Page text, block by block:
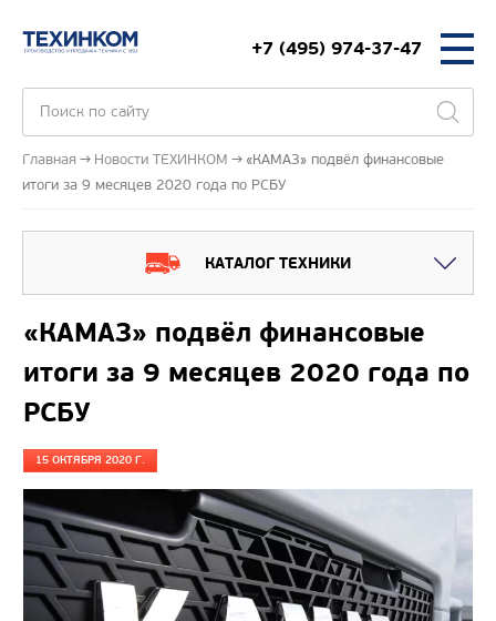
+7 (495) 974-37-47
Главная Новости ТЕХИНКОМ
«КАМАЗ» подвёл финансовые
итоги за 9 месяцев 2020 года по РСБУ
КАТАЛОГ ТЕХНИКИ
«КАМАЗ» подвёл финансовые
итоги за 9 месяцев 2020 года по
РСБУ
15 ОКТЯБРЯ 2020 Г.